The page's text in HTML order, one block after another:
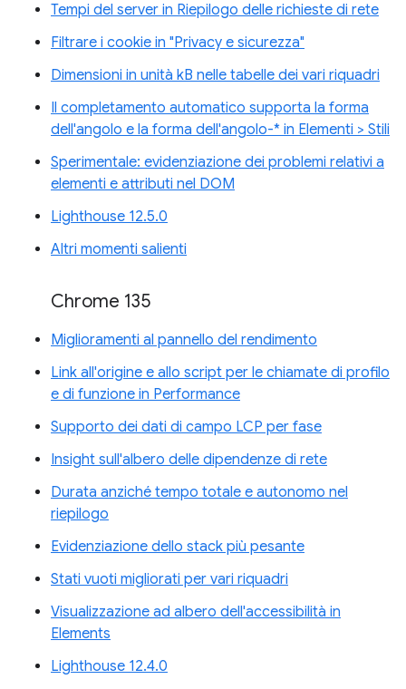
Tempi del server in Riepilogo delle richieste di rete
Filtrare i cookie in "Privacy e sicurezza"
Dimensioni in unità kB nelle tabelle dei vari riquadri
Il completamento automatico supporta la forma
dell'angolo e la forma dell'angolo-* in Elementi > Stili
Sperimentale: evidenziazione dei problemi relativi a
elementi e attributi nel DOM
Lighthouse 12.5.0
Altri momenti salienti
Chrome 135
Miglioramenti al pannello del rendimento
Link all'origine e allo script per le chiamate di profilo
e di funzione in Performance
Supporto dei dati di campo LCP per fase
Insight sull'albero delle dipendenze di rete
Durata anziché tempo totale e autonomo nel
riepilogo
Evidenziazione dello stack più pesante
Stati vuoti migliorati per vari riquadri
Visualizzazione ad albero dell'accessibilità in
Elements
Lighthouse 12.4.0